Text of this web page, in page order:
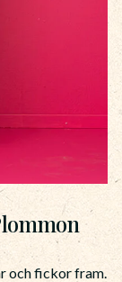
och fickor fram.